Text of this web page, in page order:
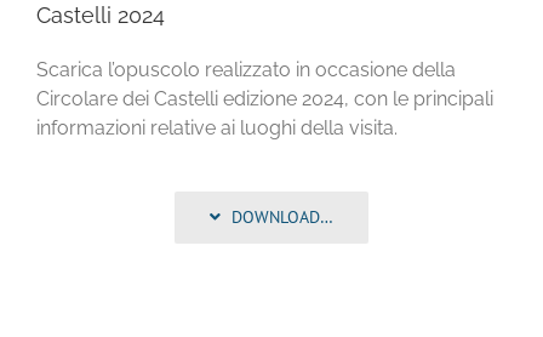
Castelli 2024
Scarica l’opuscolo realizzato in occasione della
Circolare dei Castelli edizione 2024, con le principali
informazioni relative ai luoghi della visita.
DOWNLOAD…